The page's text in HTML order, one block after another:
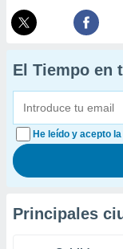
El Tiempo en
He leído y acepto
Principales